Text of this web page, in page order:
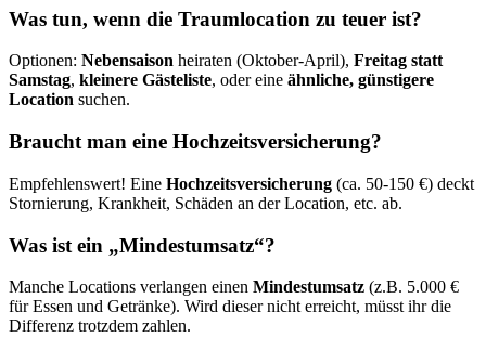
Was tun, wenn die Traumlocation zu teuer ist?
Optionen: Nebensaison heiraten (Oktober-April), Freitag statt
Samstag, kleinere Gästeliste, oder eine ähnliche, günstigere
Location suchen.
Braucht man eine Hochzeitsversicherung?
Empfehlenswert! Eine Hochzeitsversicherung (ca. 50-150 €) deckt
Stornierung, Krankheit, Schäden an der Location, etc. ab.
Was ist ein „Mindestumsatz“?
Manche Locations verlangen einen Mindestumsatz (z.B. 5.000 €
für Essen und Getränke). Wird dieser nicht erreicht, müsst ihr die
Differenz trotzdem zahlen.